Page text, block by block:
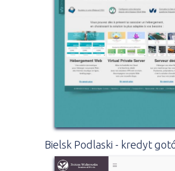
Bielsk Podlaski - kredyt